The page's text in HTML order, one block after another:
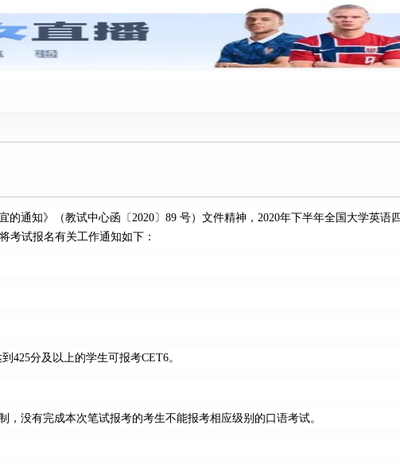
英语四级
通知》（教试中心函〔2020〕89 号）文件精神，2020年下半年全国大学英语
考试报名有关工作通知如下：
425分及以上的学生可报考CET6。
没有完成本次笔试报考的考生不能报考相应级别的口语考试。